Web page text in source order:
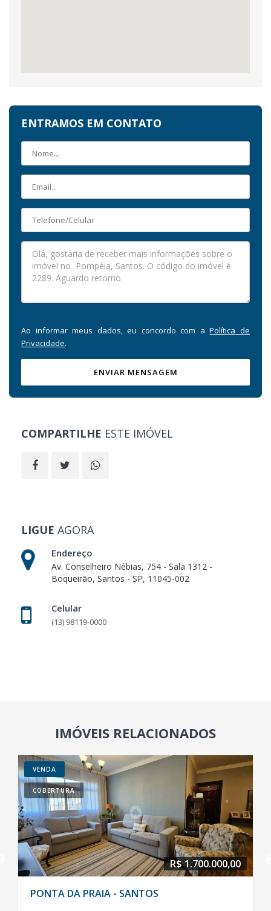
ENTRAMOS EM CONTATO
Ao informar meus dados, eu concordo com aPolítica de
Privacidade.
ENVIAR MENSAGEM
COMPARTILHE ESTE IMÓVEL
LIGUE AGORA
Endereço
Av. Conselheiro Nébias, 754 - Sala 1312 -
Boqueirão, Santos - SP, 11045-002
Celular
(13) 98119-0000
IMÓVEIS RELACIONADOS
VENDA
COBERTURA
R$ 1.700.000,00
PONTA DA PRAIA - SANTOS